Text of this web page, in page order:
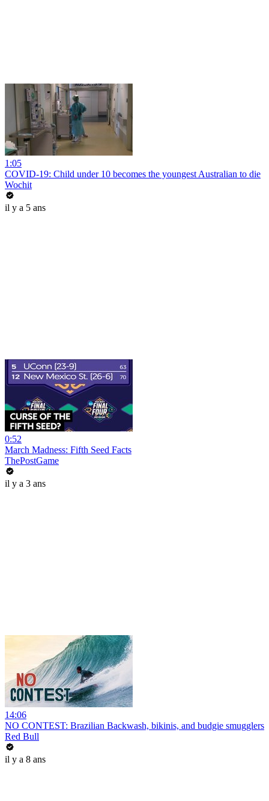
1:05
COVID-19: Child under 10 becomes the youngest Australian to die
Wochit
il y a 5 ans
0:52
March Madness: Fifth Seed Facts
ThePostGame
il y a 3 ans
14:06
NO CONTEST: Brazilian Backwash, bikinis, and budgie smugglers
Red Bull
il y a 8 ans